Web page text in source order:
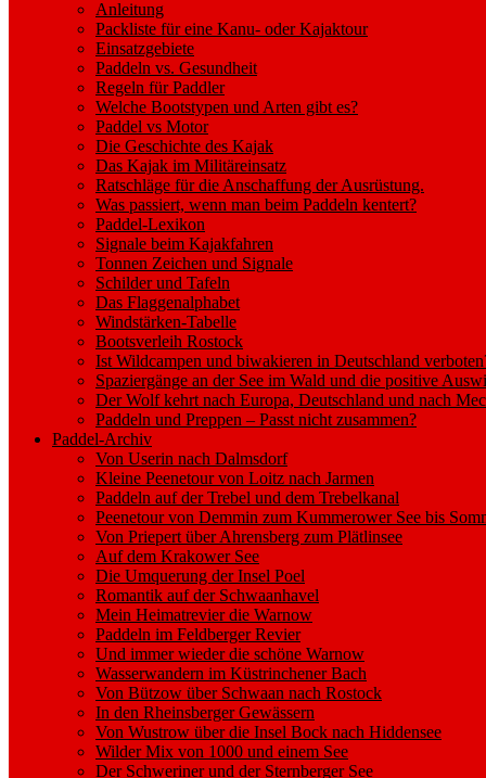
Anleitung
Packliste für eine Kanu- oder Kajaktour
Einsatzgebiete
Paddeln vs. Gesundheit
Regeln für Paddler
Welche Bootstypen und Arten gibt es?
Paddel vs Motor
Die Geschichte des Kajak
Das Kajak im Militäreinsatz
Ratschläge für die Anschaffung der Ausrüstung.
Was passiert, wenn man beim Paddeln kentert?
Paddel-Lexikon
Signale beim Kajakfahren
Tonnen Zeichen und Signale
Schilder und Tafeln
Das Flaggenalphabet
Windstärken-Tabelle
Bootsverleih Rostock
Ist Wildcampen und biwakieren in Deutschland
Spaziergänge an der See im Wald und die positive
Der Wolf kehrt nach Europa, Deutschland und nach
Paddeln und Preppen – Passt nicht zusammen?
Paddel-Archiv
Von Userin nach Dalmsdorf
Kleine Peenetour von Loitz nach Jarmen
Paddeln auf der Trebel und dem Trebelkanal
Peenetour von Demmin zum Kummerower See bis
Von Priepert über Ahrensberg zum Plätlinsee
Auf dem Krakower See
Die Umquerung der Insel Poel
Romantik auf der Schwaanhavel
Mein Heimatrevier die Warnow
Paddeln im Feldberger Revier
Und immer wieder die schöne Warnow
Wasserwandern im Küstrinchener Bach
Von Bützow über Schwaan nach Rostock
In den Rheinsberger Gewässern
Von Wustrow über die Insel Bock nach Hiddensee
Wilder Mix von 1000 und einem See
Der Schweriner und der Sternberger See